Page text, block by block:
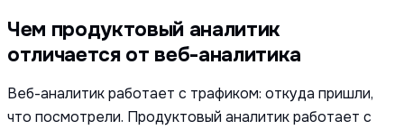
Чем продуктовый аналитик
отличается от веб-аналитика
Веб-аналитик работает с трафиком: откуда пришли,
что посмотрели. Продуктовый аналитик работает с